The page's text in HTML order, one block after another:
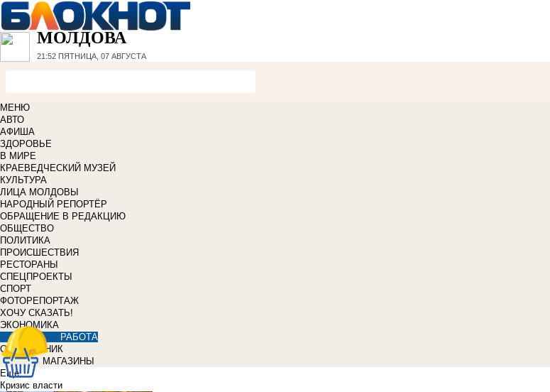
МОЛДОВА
21:52 ПЯТНИЦА, 07 АВГУСТА
МЕНЮ
АВТО
АФИША
ЗДОРОВЬЕ
В МИРЕ
КРАЕВЕДЧЕСКИЙ МУЗЕЙ
КУЛЬТУРА
ЛИЦА МОЛДОВЫ
НАРОДНЫЙ РЕПОРТЁР
ОБРАЩЕНИЕ В РЕДАКЦИЮ
ОБЩЕСТВО
ПОЛИТИКА
ПРОИСШЕСТВИЯ
РЕСТОРАНЫ
СПЕЦПРОЕКТЫ
СПОРТ
ФОТОРЕПОРТАЖ
ХОЧУ СКАЗАТЬ!
ЭКОНОМИКА
РАБОТА
СПРАВОЧНИК
МАГАЗИНЫ
Еще
Кризис власти